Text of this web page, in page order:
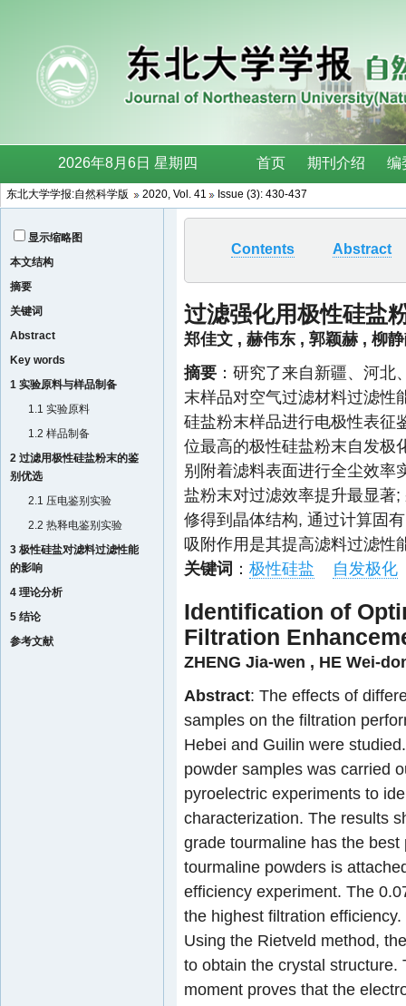
东北大学学报:自然科学版 2020, Vol. 41 Issue (3): 430-437
显示缩略图
本文结构
摘要
关键词
Abstract
Key words
1 实验原料与样品制备
1.1 实验原料
1.2 样品制备
2 过滤用极性硅盐粉末的鉴
别优选
2.1 压电鉴别实验
2.2 热释电鉴别实验
3 极性硅盐对滤料过滤性能
的影响
4 理论分析
5 结论
参考文献
Contents Abstract
过滤强化用极性硅盐
郑佳文 , 赫伟东 , 郭颖赫 , 柳
摘要 ：研究了来自新疆、河
末样品对空气过滤材料过滤性
硅盐粉末样品进行电极性表征
位最高的极性硅盐粉末自发极
别附着滤料表面进行全尘效率
盐粉末对过滤效率提升最显著
修得到晶体结构, 通过计算固
吸附作用是其提高滤料过滤性
关键词 ： 极性硅盐 自发极化
Identification of
Filtration
ZHENG Jia-wen , HE Wei-
Abstract: The effects of
samples on the filtration
Hebei and Guilin were
powder samples was carried
pyroelectric experiments to
characterization. The results
grade tourmaline has the
tourmaline powders is
efficiency experiment. The
the highest filtration
Using the Rietveld method,
to obtain the crystal
moment proves that the